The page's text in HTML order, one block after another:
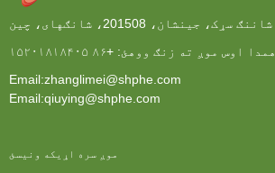
همدا اوس موږ ته زنګ ووهئ: +۸۶ ۱۵۲۰۱۸۱۸۴۰۵
Email:zhanglimei@shphe.com
Email:qiuying@shphe.com
موږ سره اړیکه ونیسئ